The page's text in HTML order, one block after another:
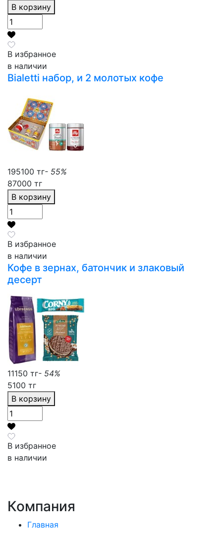
В корзину
В избранное
в наличии
Bialetti набор, и 2 молотых кофе
195100 тг- 55%
87000 тг
В корзину
В избранное
в наличии
Кофе в зернах, батончик и злаковый
десерт
11150 тг- 54%
5100 тг
В корзину
В избранное
в наличии
Компания
Главная